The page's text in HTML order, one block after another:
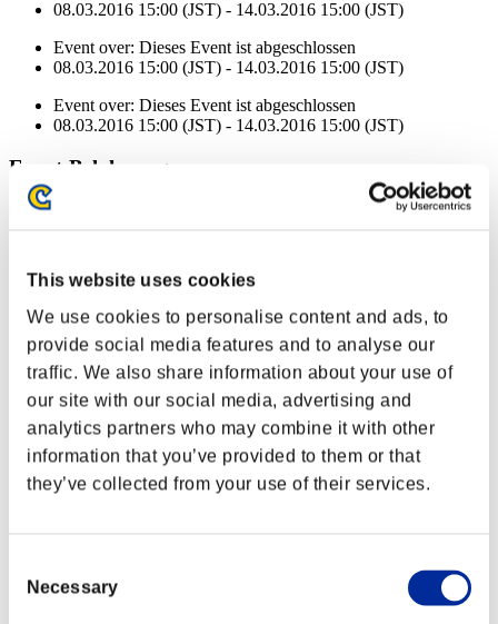
This website uses cookies
We use cookies to personalise content and ads, to
provide social media features and to analyse our
traffic. We also share information about your use of
our site with our social media, advertising and
analytics partners who may combine it with other
information that you’ve provided to them or that
they’ve collected from your use of their services.
Selection
Necessary
08.03.2016 15:00 (JST) - 14.03.2016 15:00 (JST)
Event over: Dieses Event ist abgeschlossen
08.03.2016 15:00 (JST) - 14.03.2016 15:00 (JST)
Event over: Dieses Event ist abgeschlossen
08.03.2016 15:00 (JST) - 14.03.2016 15:00 (JST)
Event-Belohnungen
Nach Leistung
Zielsuch-Munition
Lv.3
Charakter-Stufe: 30 oder weniger
Kurzschluss
Lv.4
Charakter-Stufe: 20 oder weniger
Charakter-Stufe: 10 oder weniger